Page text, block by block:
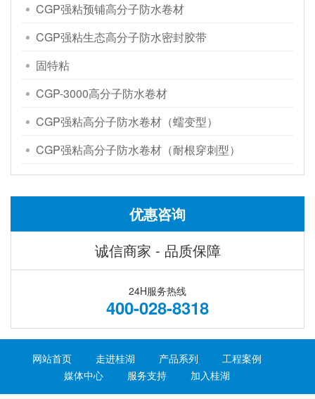
CGP强粘预铺高分子防水卷材
CGP强粘生态高分子防水密封胶带
固特粘
CGP-3000高分子防水卷材
CGP强粘高分子防水卷材（蠕变型）
CGP强粘高分子防水卷材（耐根穿刺型）
优惠咨询
诚信商家 - 品质保障
24H服务热线
400-028-8318
网站首页 走进桂湖 产品系列
工程案例
媒体中心
服务支持 加入桂湖